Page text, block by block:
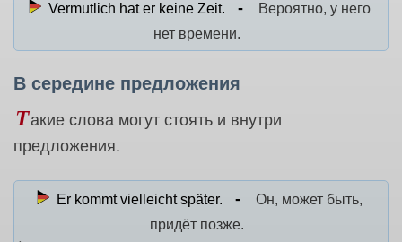
Vermutlich hat er keine Zeit.
Вероятно, у него
нет времени.
В середине предложения
Такие слова могут стоять и внутри
предложения.
Er kommt vielleicht später.
Он, может быть,
придёт позже.